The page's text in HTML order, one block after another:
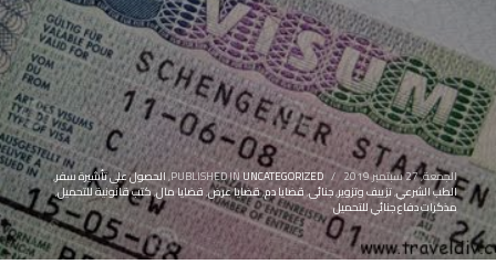
الجمعة, 27 سبتمبر 2019 /
PUBLISHED INUNCATEGORIZED
,الحصول على تأشيرة سفر,
الطب الشرعي,تزييف وتزوير,جنائى,قضايا دم,قضايا عرض,قضايا مال,كتب قانونية للتحميل,
مذكرات دفاع جنائي للتحميل